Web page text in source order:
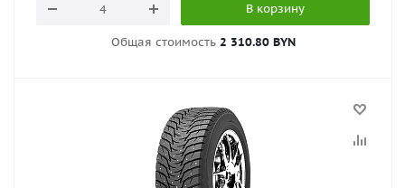
В корзину
Общая стоимость 2 310.80 BYN